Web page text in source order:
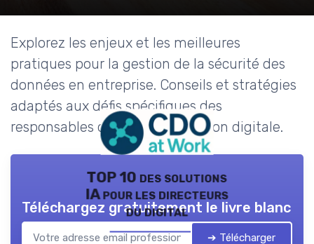
Explorez les enjeux et les meilleures
pratiques pour la gestion de la sécurité des
données en entreprise. Conseils et stratégies
adaptés aux défis spécifiques des
responsables de la transformation digitale.
TOP 10 des solutions
IA pour les directeurs
du digital
Téléchargez gratuitement le livre blanc
➔ Télécharger